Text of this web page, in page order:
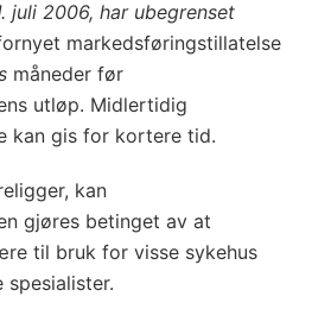
juli 2006, har ubegrenset
markedsføringstillatelse
måneder før
utløp. Midlertidig
kan gis for kortere tid.
kan
gjøres betinget av at
til bruk for visse sykehus
spesialister.